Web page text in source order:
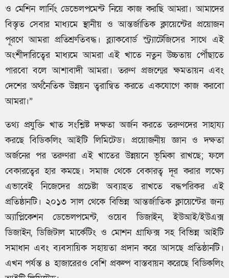
ও মেশিন লার্নিং ডেভেলপমেন্ট নিয়ে কাজ করছি আমরা। আমাদের
বিস্তৃত সেবার মাধ্যমে স্থানীয় ও আন্তর্জাতিক ক্লায়েন্টের প্রয়োজন
পূরণে আমরা প্রতিশ্রুতিবদ্ধ। ব্ল্যাকবোর্ড স্ট্র্যাটেজিসের সাথে এই
অংশীদারিত্বের মাধ্যমে আমরা এই খাতে নতুন উচ্চতায় পৌঁছাতে
পারবো বলে আশাবাদী আমরা। তরুণ প্রজন্মের ক্ষমতায়ন এবং
দেশের অর্থনৈতিক উন্নয়ন ত্বরান্বিত করতে একযোগে কাজ করবো
আমরা।”
তথ্য প্রযুক্তি খাত সংশ্লিষ্ট দক্ষতা অর্জন করতে তরুণদের সাহায্য
করছে বিডিকলিং আইটি লিমিটেড। প্রয়োজনীয় জ্ঞান ও দক্ষতা
অর্জনের পর তরুণরা এই খাতের উন্নয়নে ভূমিকা রাখছে; ফলে
বেকারত্বের হার কমছে। সমাজ থেকে বেকারত্ব দূর করার লক্ষ্যে
এভাবেই নিজেদের প্রচেষ্টা অব্যাহত রাখতে বদ্ধপরিকর এই
প্রতিষ্ঠানটি। ২০১৩ সাল থেকে বিভিন্ন আন্তর্জাতিক ক্লায়েন্টের জন্য
অ্যাপ্লিকেশন ডেভেলপমেন্ট, ওয়েব ডিজাইন, ইউআই/ইউএক্স
ডিজাইন, ডিজিটাল মার্কেটিং ও মোশন গ্রাফিক্স সহ বিভিন্ন আইটি
সমাধান এবং ব্যবসায়িক সহায়তা প্রদান করে আসছে প্রতিষ্ঠানটি।
এখন পর্যন্ত ৪ হাজারেরও বেশি প্রকল্প বাস্তবায়ন করেছে বিডিকলিং